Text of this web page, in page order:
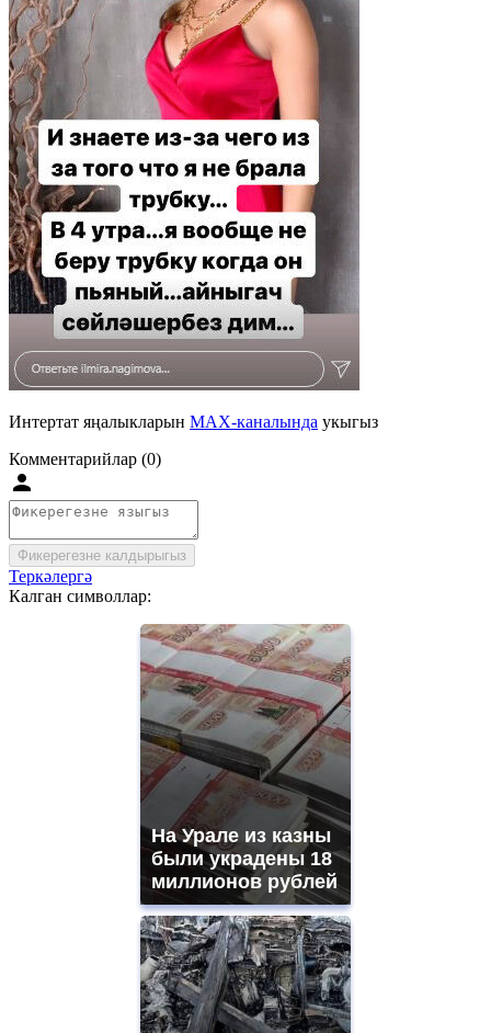
Интертат яңалыкларын MAX-каналында укыгыз
Комментарийлар (0)
Фикерегезне калдырыгыз
Теркәлергә
Калган символлар:
На Урале из казны
были украдены 18
миллионов рублей